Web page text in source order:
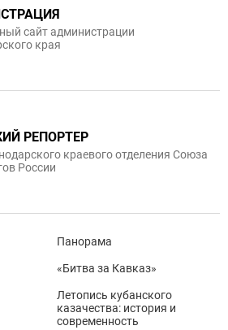
сайт администрации
края
РЕПОРТЕР
краевого отделения Союза
России
Панорама
«Битва за Кавказ»
Летопись кубанского
казачества: история и
современность